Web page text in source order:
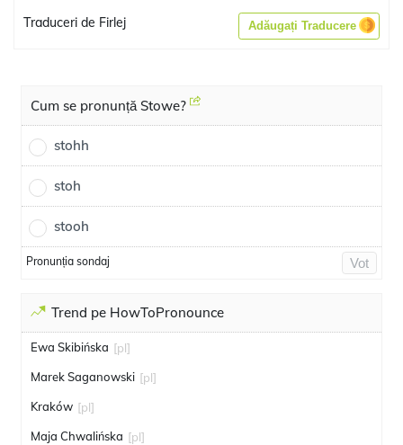
Traduceri de Firlej Adăugați Traducere
Cum se pronunță Stowe?
stohh
stoh
stooh
Pronunția sondaj Vot
Trend pe HowToPronounce
Ewa Skibińska [pl]
Marek Saganowski [pl]
Kraków [pl]
Maja Chwalińska [pl]